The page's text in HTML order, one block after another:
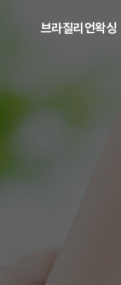
브라질리언왁싱